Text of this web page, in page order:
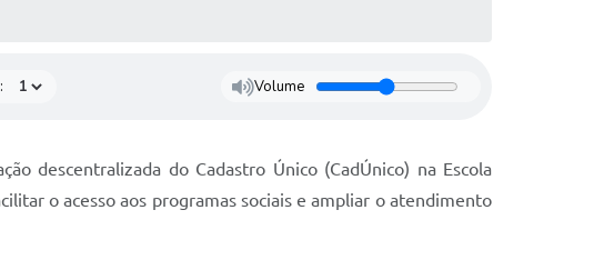
Volume
descentralizada do Cadastro Único (CadÚnico) na Escola
o acesso aos programas sociais e ampliar o atendimento